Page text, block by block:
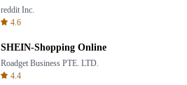
reddit Inc.
4.6
SHEIN-Shopping Online
Roadget Business PTE. LTD.
4.4